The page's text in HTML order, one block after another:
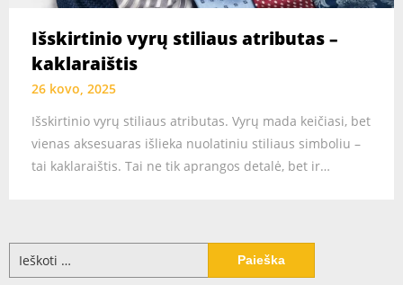
Išskirtinio vyrų stiliaus atributas –
kaklaraištis
26 kovo, 2025
Išskirtinio vyrų stiliaus atributas. Vyrų mada keičiasi, bet
vienas aksesuaras išlieka nuolatiniu stiliaus simboliu –
tai kaklaraištis. Tai ne tik aprangos detalė, bet ir…
Ieškoti: